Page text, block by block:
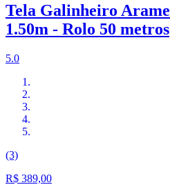
Tela Galinheiro
1.50m - Rolo 50 metros
5.0
(3)
R$ 389,00